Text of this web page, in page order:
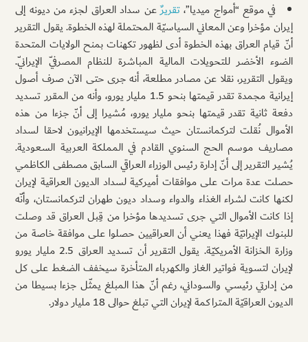
في موقع “أمواج ميديا”،تقريرٌعن سداد العراق لجزء من ديونه إلى
إيران مؤخرا وعن المعاني السياسيّة المحتملة لهذه الخطوة. يقول التقرير
أنّ قيام العراق بهذه الخطوة أدى لظهور تكهنات بمنح الولايات المتحدة
الضوء الأخضر للتحويلات المالية المباشرة للنظام المصرفيّ الإيرانيّ.
ويقول التقرير، نقلا عن مصادر مطلعة، أنه جرى حتى الآن صرف أصول
إيرانية مجمدة تقدر قيمتها بنحو 1.5 مليار يورو، وأنه من المقرر تسديد
دفعة ثانية تقدر قيمتها بنحو مليار يورو، مُشيرا إلى أنّ جزءا من هذه
الأموال نُقلت لتركمانستان حيث سيستخدمها الإيرانيون لاحقا لسداد
مصاريف موسم الحج السنوي القادم في المملكة العربية السعودية.
يُشير التقرير إلى أنّ إدارة رئيس الوزراء العراقي السابق مصطفى الكاظمي
حصلت عدة مرات على موافقات أميركية لسداد الديون العراقية لإيران
لكنها كانت لشراء الغذاء والدواء وسداد ديون طهران لتركمانستان، وأنّه
إذا كانت الأموال التي جرى تسديدها مؤخرا من قِبل العراق قد وصلت
للبنوك الإيرانيّة فهذا يعني أن العراقيين حصلوا على موافقة خاصة من
وزارة الخزانة الأمريكيّة. يقول التقرير أن تسديد العراق 2.5 مليار يورو
لإيران لتسوية فواتير الغاز والكهرباء المتأخرة سيخفف الضغط على كل
من إدارتي رئيسي والسوداني، رغم أنّ هذا المبلغ يمثّل جزءا بسيطا من
الديون العراقيّة المتراكمة لإيران التي تبلغ حوالى 18 مليار دولار.